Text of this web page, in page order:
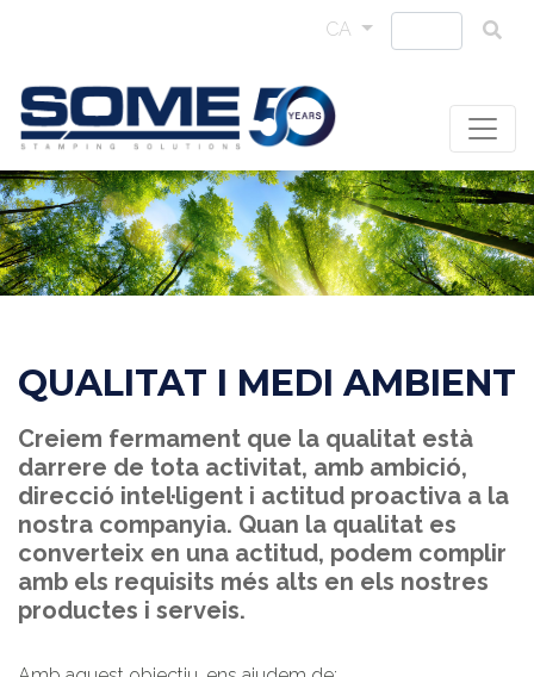
CA
QUALITAT I MEDI AMBIENT
Creiem fermament que la qualitat està
darrere de tota activitat, amb ambició,
direcció intel·ligent i actitud proactiva a la
nostra companyia. Quan la qualitat es
converteix en una actitud, podem complir
amb els requisits més alts en els nostres
productes i serveis.